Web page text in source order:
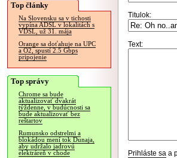
Top články
Na Slovensku sa v tichosti
vypína ADSL v lokalitách s
VDSL, už 31. mája
Orange sa doťahuje na UPC
a O2, spustí 2.5 Gbps
pripojenie
Top správy
Chrome sa bude
aktualizovať dvakrát
týždenne, v budúcnosti sa
bude aktualizovať bez
reštartov
Rumunsko odstrelmi a
blokádou mení tok Dunaja,
aby udržalo jadrovú
elektráreň v chode
Titulok:
Text:
Prihláste sa a